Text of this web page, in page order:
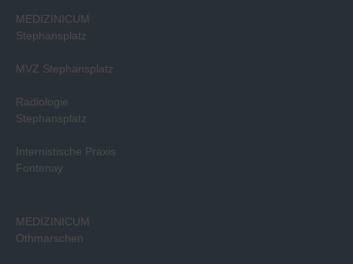
MEDIZINICUM
Stephansplatz
MVZ Stephansplatz
Radiologie
Stephansplatz
Internistische Praxis
Fontenay
MEDIZINICUM
Othmarschen